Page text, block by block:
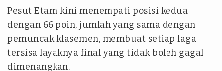
Pesut Etam kini menempati posisi kedua
dengan 66 poin, jumlah yang sama dengan
pemuncak klasemen, membuat setiap laga
tersisa layaknya final yang tidak boleh gagal
dimenangkan.